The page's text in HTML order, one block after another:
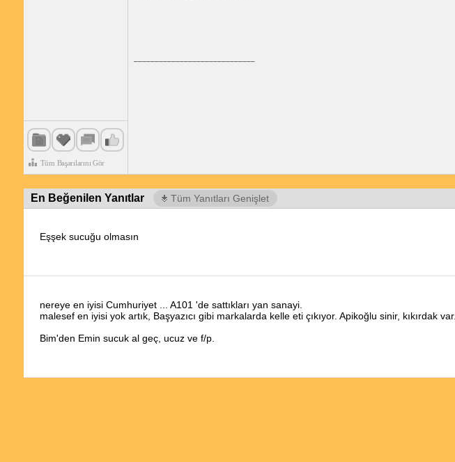
Tüm Başarılarını Gör
En Beğenilen Yanıtlar Tüm Yanıtları Genişlet
Eşşek sucuğu olmasın
nereye en iyisi Cumhuriyet ... A101 'de sattıkları yan sanayi.
malesef en iyisi yok artık, Başyazıcı gibi markalarda kelle eti çıkıyor. Apikoğlu sinir, kıkırdak var.
Bim'den Emin sucuk al geç, ucuz ve f/p.